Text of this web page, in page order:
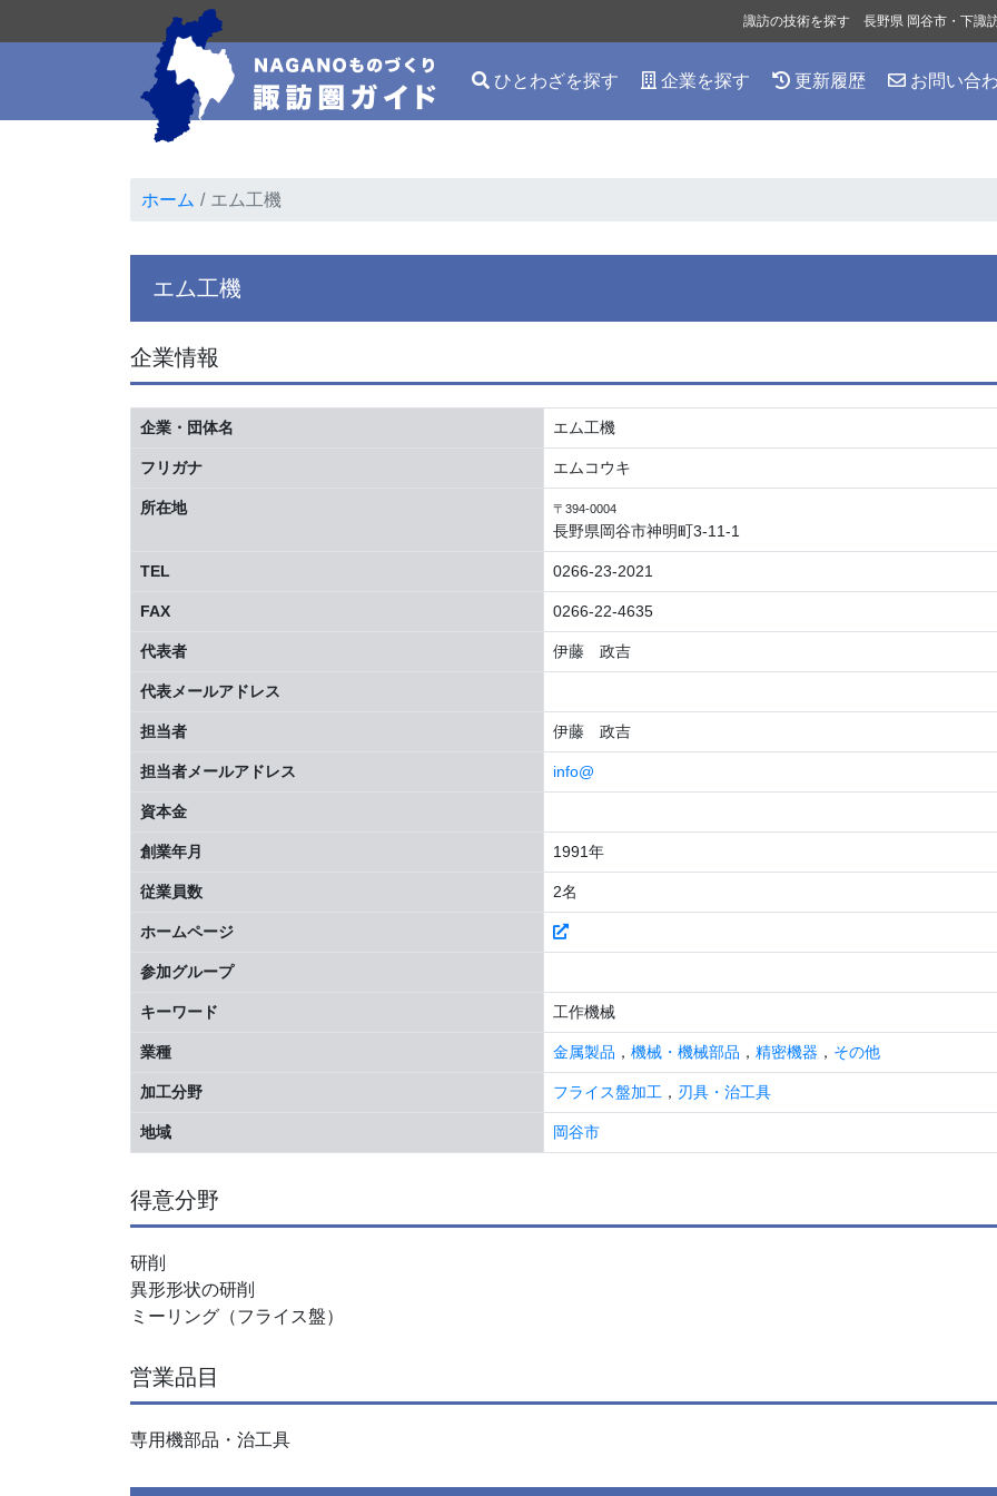
ひとわざを探す 企業を探す 更新履歴 お問い合
諏訪の技術を探す 長野県 岡谷市・下諏
ホーム エム工機
エム工機
企業情報
企業・団体名 エム工機
フリガナ エムコウキ
所在地 〒394-0004
長野県岡谷市神明町3-11-1
TEL 0266-23-2021
FAX 0266-22-4635
代表者 伊藤 政吉
代表メールアドレス
担当者 伊藤 政吉
担当者メールアドレス info@
資本金
創業年月 1991年
従業員数 2名
ホームページ
参加グループ
キーワード 工作機械
業種 金属製品 ， 機械・機械部品 ， 精密機器 ， その他
加工分野 フライス盤加工 ， 刃具・治工具
地域 岡谷市
得意分野
研削
異形形状の研削
ミーリング（フライス盤）
営業品目
専用機部品・治工具